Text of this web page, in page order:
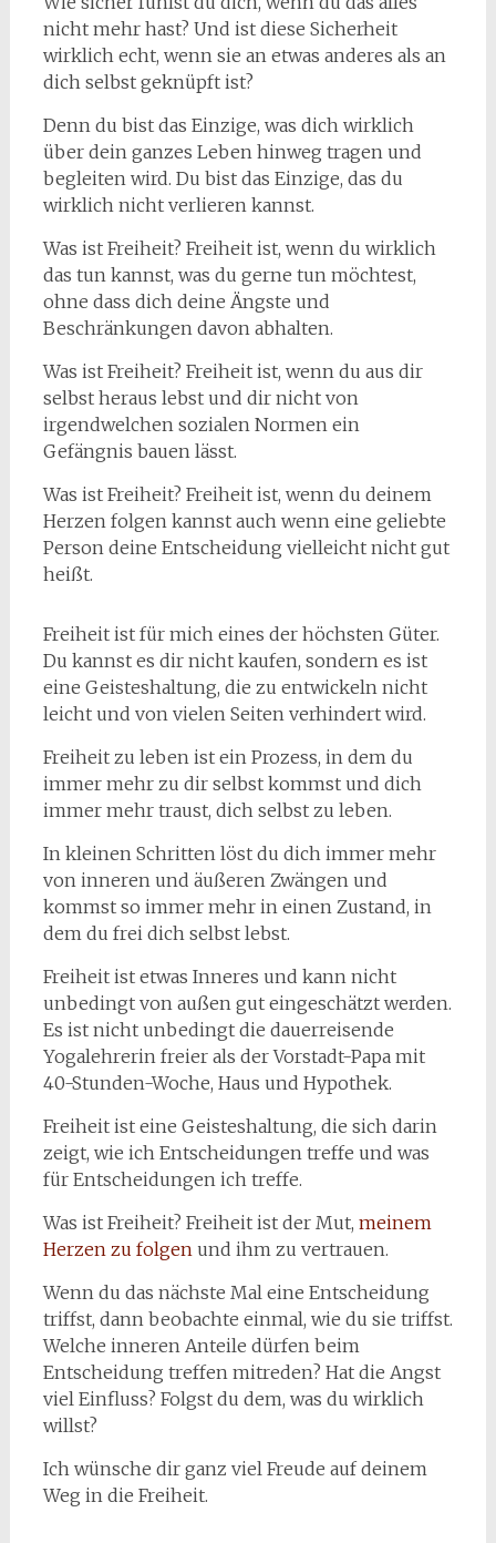
nicht mehr hast? Und ist diese Sicherheit
wirklich echt, wenn sie an etwas anderes als an
dich selbst geknüpft ist?
Denn du bist das Einzige, was dich wirklich
über dein ganzes Leben hinweg tragen und
begleiten wird. Du bist das Einzige, das du
wirklich nicht verlieren kannst.
Was ist Freiheit? Freiheit ist, wenn du wirklich
das tun kannst, was du gerne tun möchtest,
ohne dass dich deine Ängste und
Beschränkungen davon abhalten.
Was ist Freiheit? Freiheit ist, wenn du aus dir
selbst heraus lebst und dir nicht von
irgendwelchen sozialen Normen ein
Gefängnis bauen lässt.
Was ist Freiheit? Freiheit ist, wenn du deinem
Herzen folgen kannst auch wenn eine geliebte
Person deine Entscheidung vielleicht nicht gut
heißt.
Freiheit ist für mich eines der höchsten Güter.
Du kannst es dir nicht kaufen, sondern es ist
eine Geisteshaltung, die zu entwickeln nicht
leicht und von vielen Seiten verhindert wird.
Freiheit zu leben ist ein Prozess, in dem du
immer mehr zu dir selbst kommst und dich
immer mehr traust, dich selbst zu leben.
In kleinen Schritten löst du dich immer mehr
von inneren und äußeren Zwängen und
kommst so immer mehr in einen Zustand, in
dem du frei dich selbst lebst.
Freiheit ist etwas Inneres und kann nicht
unbedingt von außen gut eingeschätzt werden.
Es ist nicht unbedingt die dauerreisende
Yogalehrerin freier als der Vorstadt-Papa mit
40-Stunden-Woche, Haus und Hypothek.
Freiheit ist eine Geisteshaltung, die sich darin
zeigt, wie ich Entscheidungen treffe und was
für Entscheidungen ich treffe.
Was ist Freiheit? Freiheit ist der Mut, meinem
Herzen zu folgenund ihm zu vertrauen.
Wenn du das nächste Mal eine Entscheidung
triffst, dann beobachte einmal, wie du sie triffst.
Welche inneren Anteile dürfen beim
Entscheidung treffen mitreden? Hat die Angst
viel Einfluss? Folgst du dem, was du wirklich
willst?
Ich wünsche dir ganz viel Freude auf deinem
Weg in die Freiheit.